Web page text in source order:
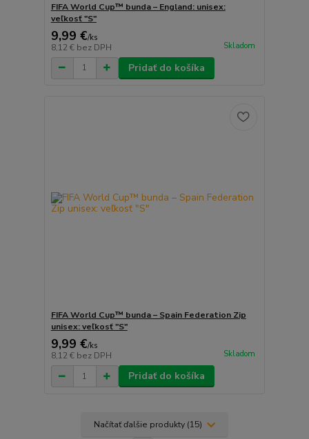
FIFA World Cup™ bunda – England: unisex:
veľkosť "S"
9,99 €/ks
8,12 € bez DPH Skladom
Pridať do košíka
FIFA World Cup™ bunda – Spain Federation Zip
unisex: veľkosť "S"
9,99 €/ks
8,12 € bez DPH Skladom
Pridať do košíka
Načítať ďalšie produkty (15)